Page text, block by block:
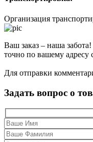
Организация
Ваш заказ – наша
точно по вашему
Для отправки
Задать вопрос о